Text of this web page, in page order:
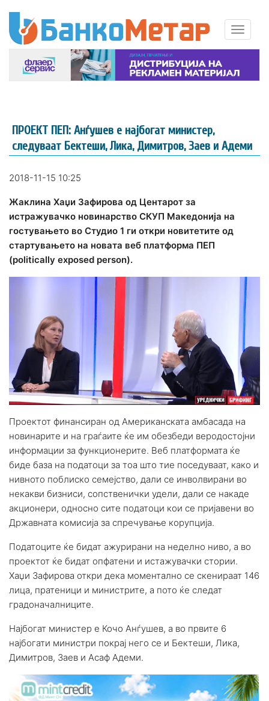
ПРОЕКТ ПЕП: Анѓушев е најбогат министер,
следуваат Бектеши, Лика, Димитров, Заев и Адеми
2018-11-15 10:25
Жаклина Хаџи Зафирова од Центарот за
истражувачко новинарство СКУП Македонија на
гостувањето во Студио 1 ги откри новитетите од
стартувањето на новата веб платформа ПЕП
(politically exposed person).
Проектот финансиран од Американската амбасада на
новинарите и на граѓаите ќе им обезбеди веродостојни
информации за функционерите. Веб платформата ќе
биде база на податоци за тоа што тие поседуваат, како и
нивното поблиско семејство, дали се инволвирани во
некакви бизниси, сопственички удели, дали се накаде
акционери, односно сите податоци кои се пријавени во
Државната комисија за спречување корупција.
Податоците ќе бидат ажурирани на неделно ниво, а во
проектот ќе бидат опфатени и истажувачки стории.
Хаџи Зафирова откри дека моментално се скенираат 146
лица, пратеници и министрите, а пото ќе следат
градоначалниците.
Најбогат министер е Кочо Анѓушев, а во првите 6
најбогати министри покрај него се и Бектеши, Лика,
Димитров, Заев и Асаф Адеми.